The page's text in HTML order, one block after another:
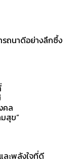
ถนาดีอย่างลึกซึ้ง
คล
สุข”
ะพลังใจที่ดี